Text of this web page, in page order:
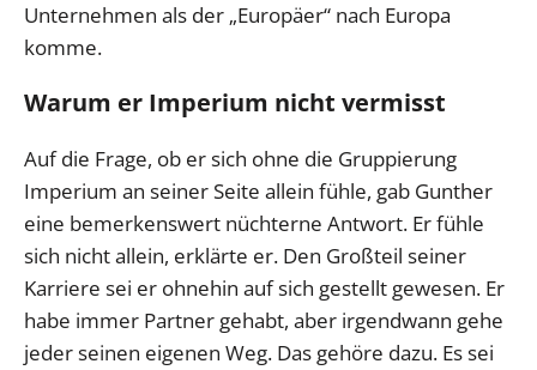
Unternehmen als der „Europäer“ nach Europa
komme.
Warum er Imperium nicht vermisst
Auf die Frage, ob er sich ohne die Gruppierung
Imperium an seiner Seite allein fühle, gab Gunther
eine bemerkenswert nüchterne Antwort. Er fühle
sich nicht allein, erklärte er. Den Großteil seiner
Karriere sei er ohnehin auf sich gestellt gewesen. Er
habe immer Partner gehabt, aber irgendwann gehe
jeder seinen eigenen Weg. Das gehöre dazu. Es sei